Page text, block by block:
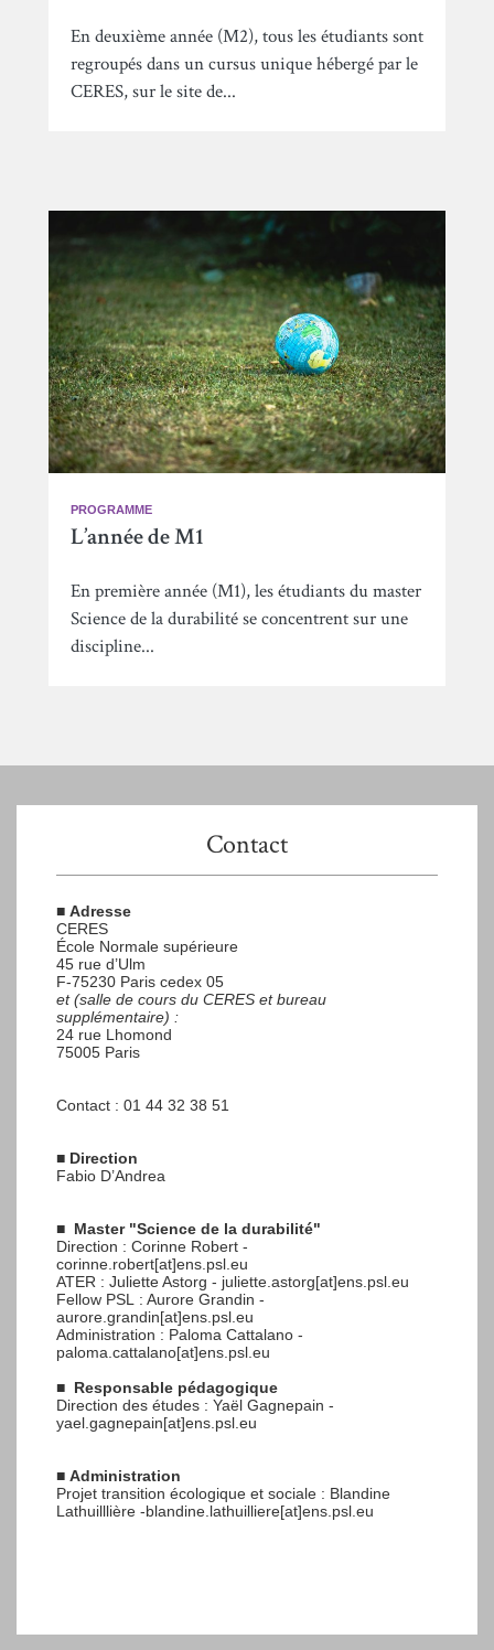
En deuxième année (M2), tous les étudiants sont
regroupés dans un cursus unique hébergé par le
CERES, sur le site de...
PROGRAMME
L’année de M1
En première année (M1), les étudiants du master
Science de la durabilité se concentrent sur une
discipline...
Contact
■ Adresse
CERES
École Normale supérieure
45 rue d’Ulm
F-75230 Paris cedex 05
et (salle de cours du CERES et bureau
supplémentaire) :
24 rue Lhomond
75005 Paris
Contact : 01 44 32 38 51
■ Direction
Fabio D’Andrea
■ Master "Science de la durabilité"
Direction : Corinne Robert -
corinne.robert[at]ens.psl.eu
ATER : Juliette Astorg - juliette.astorg[at]ens.psl.eu
Fellow PSL : Aurore Grandin -
aurore.grandin[at]ens.psl.eu
Administration : Paloma Cattalano -
paloma.cattalano[at]ens.psl.eu
■ Responsable pédagogique
Direction des études : Yaël Gagnepain -
yael.gagnepain[at]ens.psl.eu
■ Administration
Projet transition écologique et sociale : Blandine
Lathuilllière -blandine.lathuilliere[at]ens.psl.eu